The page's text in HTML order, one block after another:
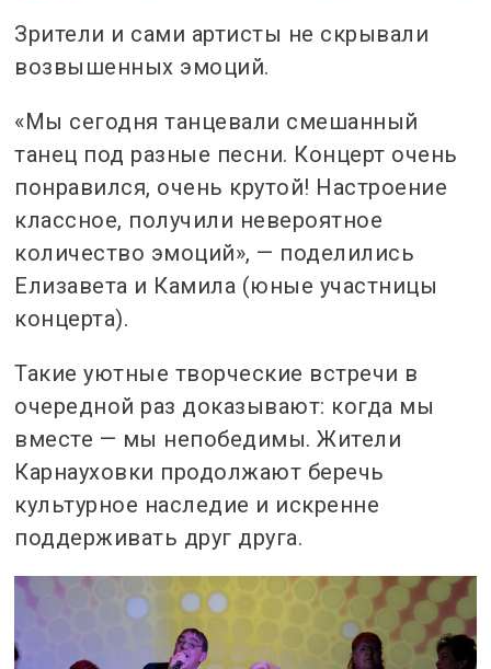
Зрители и сами артисты не скрывали
возвышенных эмоций.
«Мы сегодня танцевали смешанный
танец под разные песни. Концерт очень
понравился, очень крутой! Настроение
классное, получили невероятное
количество эмоций», — поделились
Елизавета и Камила (юные участницы
концерта).
Такие уютные творческие встречи в
очередной раз доказывают: когда мы
вместе — мы непобедимы. Жители
Карнауховки продолжают беречь
культурное наследие и искренне
поддерживать друг друга.